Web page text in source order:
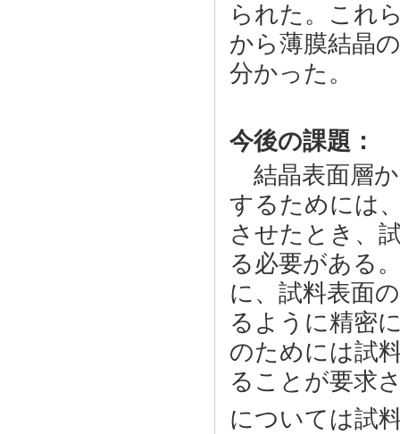
られた。これ
から薄膜結晶
分かった。
今後の課題：
結晶表面層
するためには
させたとき、
る必要がある
に、試料表面
るように精密
のためには試
ることが要求
については試